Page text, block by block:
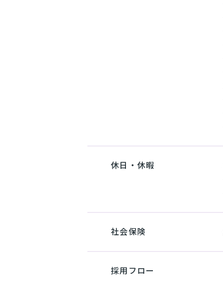
休日・休暇
社会保険
採用フロー